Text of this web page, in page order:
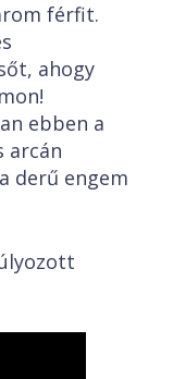
férfit.
ahogy
ebben a
arcán
derű engem